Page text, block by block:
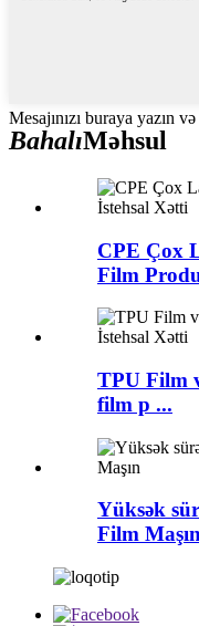
Mesajınızı buraya yazın
BahalıMəhsul
CPE Çox
Film
TPU Film
film p ...
Yüksək
Film